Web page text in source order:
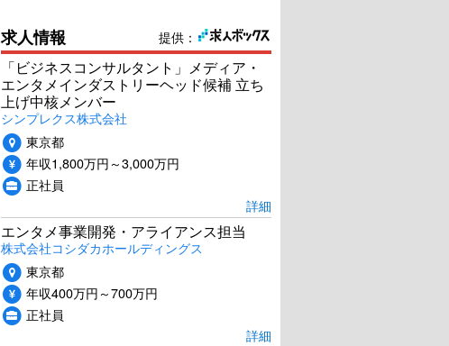
提供：
求人情報
「ビジネスコンサルタント」メディア・
エンタメインダストリーヘッド候補 立ち
上げ中核メンバー
シンプレクス株式会社
東京都
年収1,800万円～3,000万円
正社員
詳細
エンタメ事業開発・アライアンス担当
株式会社コシダカホールディングス
東京都
年収400万円～700万円
正社員
詳細